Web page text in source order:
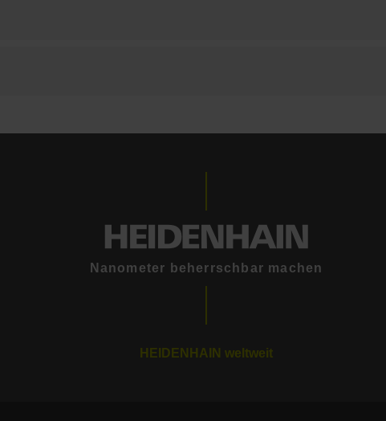
Nanometer beherrschbar machen
HEIDENHAIN weltweit